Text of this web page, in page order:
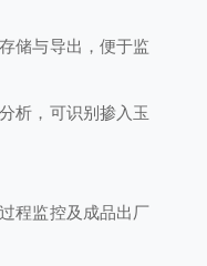
与导出，便于监
，可识别掺入玉
程监控及成品出厂